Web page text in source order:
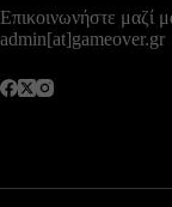
Επικοινωνήστε μαζί
admin[at]gameover.gr